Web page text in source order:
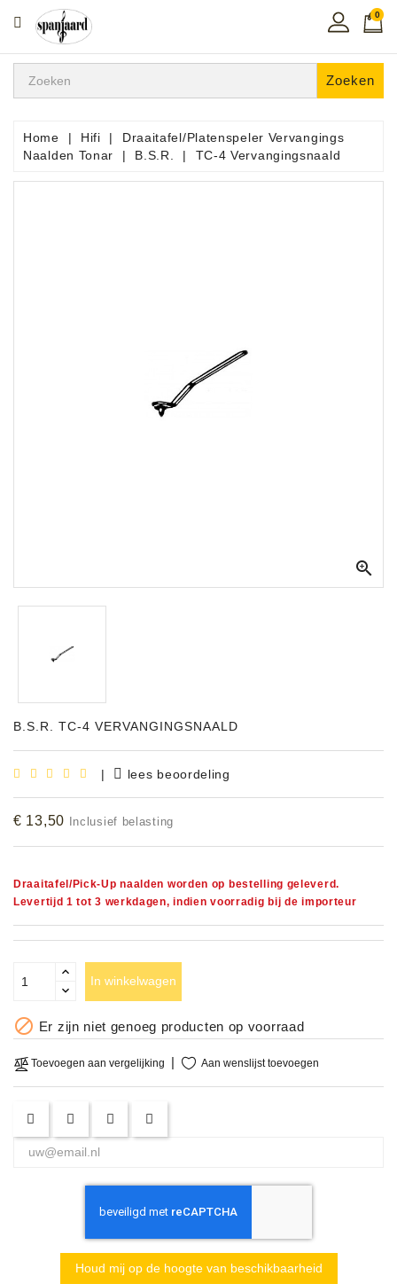
CATEGORIE
Home
In
De
Microfoons
Instrumenten
Shop
Bladmuziek
Accessoires
MODELLEN
OPRUIMING
OCCASIONS
&
CLINICS
VERHUUR,
SERVICE
DIENSTEN
0
Zoeken
Home Hifi
Draaitafel/Platenspeler Vervangings
Naalden Tonar
B.S.R. TC-4 Vervangingsnaald

B.S.R. TC-4 VERVANGINGSNAALD
| lees beoordeling
€ 13,50 Inclusief belasting
Draaitafel/Pick-Up naalden worden op bestelling geleverd.
Levertijd 1 tot 3 werkdagen, indien voorradig bij de importeur
In winkelwagen
 Er zijn niet genoeg producten op voorraad
Toevoegen aan vergelijking Aan wenslijst toevoegen
Houd mij op de hoogte van beschikbaarheid